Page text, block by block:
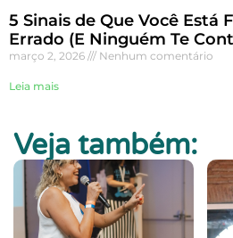
5 Sinais de Que Você Está
Errado (E Ninguém Te
março 2, 2026 Nenhum comentário
Leia mais
Veja também: